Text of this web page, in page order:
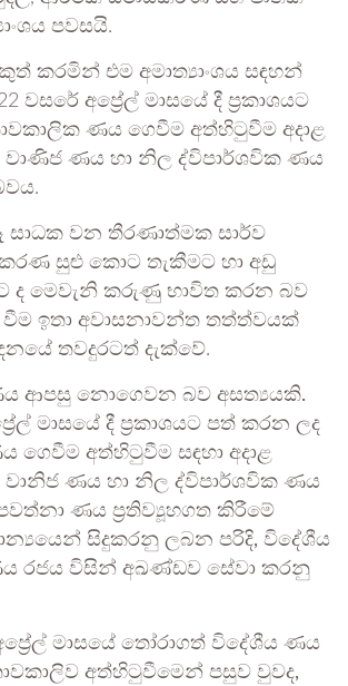
පවසයි.
කරමින් එම අමාත්‍යාංශය සඳහන්
වසරේ අප්‍රේල් මාසයේ දී ප්‍රකාශයට
ණය ගෙවීම අත්හිටුවීම අදාළ
වාණිජ ණය හා නිල ද්විපාර්ශවික ණය
සාධක වන තීරණාත්මක සාර්ව
සුළු කොට තැකීමට හා අඩු
ද මෙවැනි කරුණු භාවිත කරන බව
වීම ඉතා අවාසනාවන්ත තත්ත්වයක්
තවදුරටත් දැක්වේ.
ආපසු නොගෙවන බව අසත්‍යයකි.
මාසයේ දී ප්‍රකාශයට පත් කරන ලද
ගෙවීම අත්හිටුවීම සඳහා අදාළ
ණය හා නිල ද්විපාර්ශවික ණය
ණය ප්‍රතිව්‍යූහගත කිරීමේ
සිදුකරනු ලබන පරිදි, විදේශීය
රජය විසින් අඛණ්ඩව සේවා කරනු
මාසයේ තෝරාගත් විදේශීය ණය
අත්හිටුවීමෙන් පසුව වුවද,